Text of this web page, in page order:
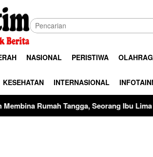
NASIONAL PERISTIWA
KESEHATAN INTERNASIONAL
Seorang Ibu Lima Anak Tempuh